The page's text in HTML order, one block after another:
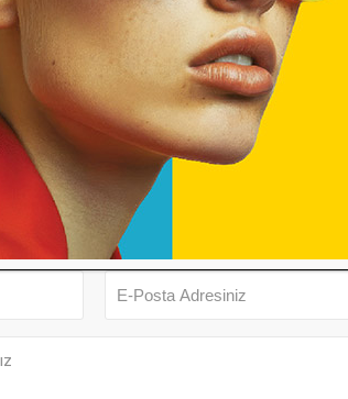
Etiketler
birlik cep meslek Meslekler
Oy
Ya